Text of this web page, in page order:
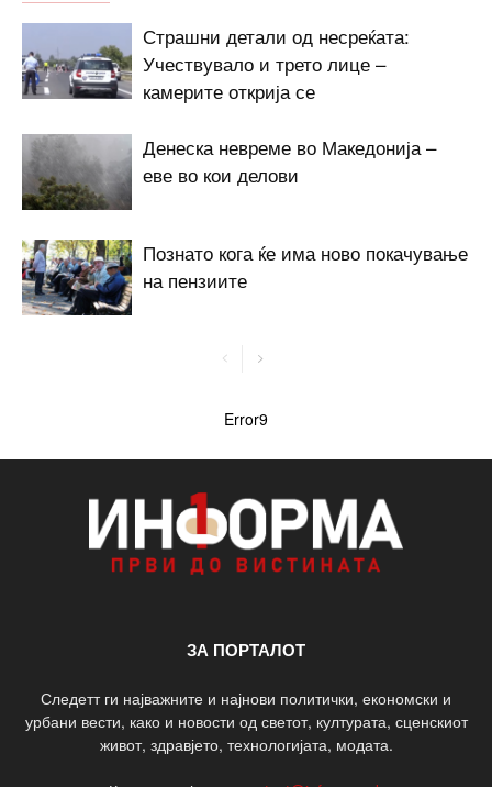
Страшни детали од несреќата:
Учествувало и трето лице –
камерите открија се
Денеска невреме во Македонија –
еве во кои делови
Познато кога ќе има ново покачување
на пензиите
Error9
ЗА ПОРТАЛОТ
Следетт ги најважните и најнови политички, економски и
урбани вести, како и новости од светот, културата, сценскиот
живот, здравјето, технологијата, модата.